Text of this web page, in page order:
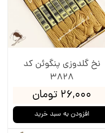
نخ گلدوزی پنگوئن کد
3828
۲۶,۰۰۰ تومان
افزودن به سبد خرید